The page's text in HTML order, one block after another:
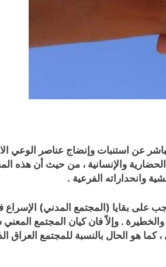
عن استنبات وإنضاج عناصر الوعي
والإنسانية ، من حيث أن هذه
وانحداراته الفرعية .
على بقايا (المجتمع المدني)
. وإلاّ فان كيان المجتمع
، كما هو الحال بالنسبة للمجتمع